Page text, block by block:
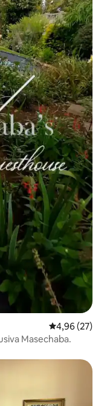
4,96 de uma
4,96 (27)
Masechaba.